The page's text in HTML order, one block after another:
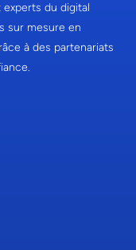
du digital
sur mesure en
à des partenariats